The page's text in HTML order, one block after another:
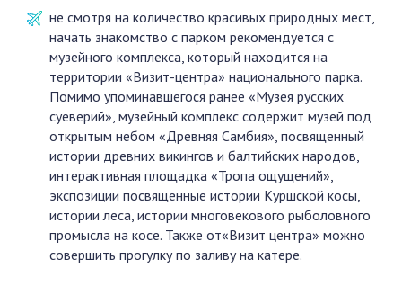
не смотря на количество красивых природных мест,
начать знакомство с парком рекомендуется с
музейного комплекса, который находится на
территории «Визит-центра» национального парка.
Помимо упоминавшегося ранее «Музея русских
суеверий», музейный комплекс содержит музей под
открытым небом «Древняя Самбия», посвященный
истории древних викингов и балтийских народов,
интерактивная площадка «Тропа ощущений»,
экспозиции посвященные истории Куршской косы,
истории леса, истории многовекового рыболовного
промысла на косе. Также от«Визит центра» можно
совершить прогулку по заливу на катере.